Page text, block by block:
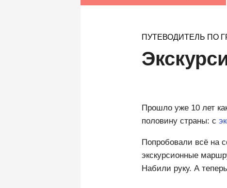
ПУТЕВОДИТЕЛЬ ПО
Прошло уже 10 лет
половину страны: с
Попробовали всё на
экскурсионные
Набили руку. А